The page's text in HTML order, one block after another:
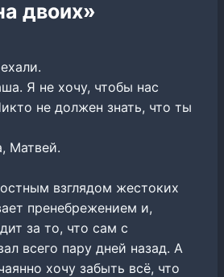
двоих»
Я не хочу, чтобы нас
не должен знать, что ты
Матвей.
взглядом жестоких
пренебрежением и,
за то, что сам с
всего пару дней назад. А
хочу забыть всё, что